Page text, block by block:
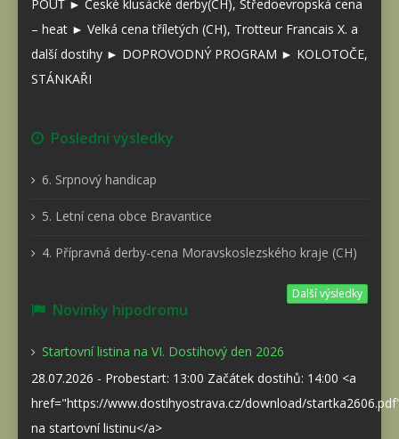
POUŤ ► České klusácké derby(CH), Středoevropská cena
– heat ► Velká cena tříletých (CH), Trotteur Francais X. a
další dostihy ► DOPROVODNÝ PROGRAM ► KOLOTOČE,
STÁNKAŘI
Poslední výsledky
6. Srpnový handicap
5. Letní cena obce Bravantice
4. Přípravná derby-cena Moravskoslezského kraje (CH)
Další výsledky
Novinky hipodromu
Startovní listina na VI. Dostihový den 2026
28.07.2026 - Probestart: 13:00 Začátek dostihů: 14:00 <a
href="https://www.dostihyostrava.cz/download/
na startovní listinu</a>